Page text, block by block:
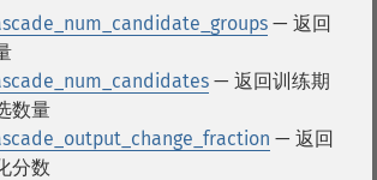
— 返回
— 返回训练期
数量
— 返回
分数